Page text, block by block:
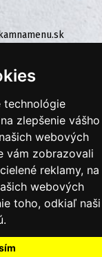
technológie
zlepšenie vášho
webových
vám zobrazovali
reklamy, na
webových
toho, odkiaľ naši
ZÓNY
podmienky